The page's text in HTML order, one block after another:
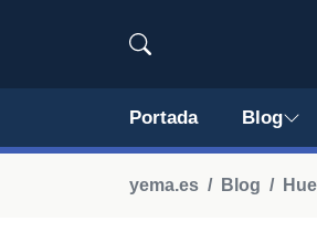
Portada Blog
yema.es Blog